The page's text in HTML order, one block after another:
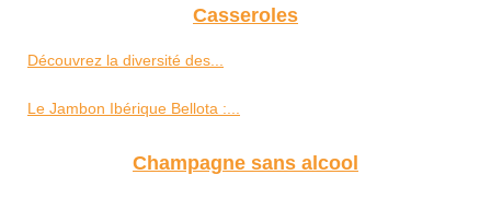
Casseroles
Découvrez la diversité des...
Le Jambon Ibérique Bellota :...
Champagne sans alcool